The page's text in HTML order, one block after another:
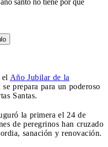
Año Jubilar de la
prepara para un poderoso
Santas.
la primera el 24 de
de peregrinos han cruzado
sanación y renovación.